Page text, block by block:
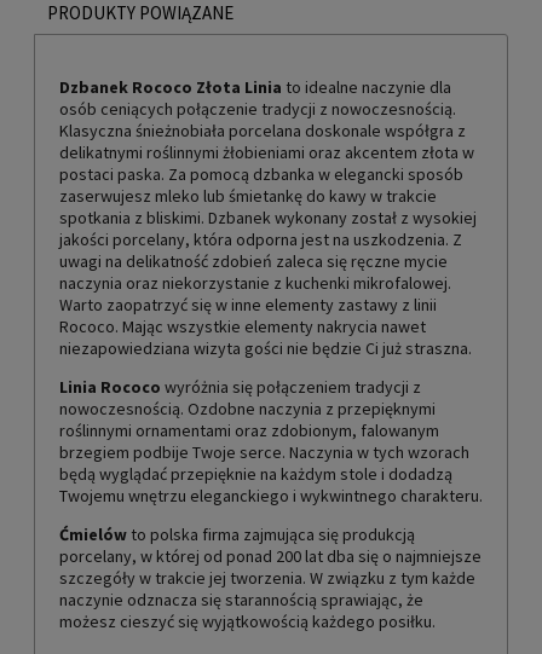
PRODUKTY POWIĄZANE
Dzbanek Rococo Złota Linia to idealne naczynie dla
osób ceniących połączenie tradycji z nowoczesnością.
Klasyczna śnieżnobiała porcelana doskonale współgra z
delikatnymi roślinnymi żłobieniami oraz akcentem złota w
postaci paska. Za pomocą dzbanka w elegancki sposób
zaserwujesz mleko lub śmietankę do kawy w trakcie
spotkania z bliskimi. Dzbanek wykonany został z wysokiej
jakości porcelany, która odporna jest na uszkodzenia. Z
uwagi na delikatność zdobień zaleca się ręczne mycie
naczynia oraz niekorzystanie z kuchenki mikrofalowej.
Warto zaopatrzyć się w inne elementy zastawy z linii
Rococo. Mając wszystkie elementy nakrycia nawet
niezapowiedziana wizyta gości nie będzie Ci już straszna.
Linia Rococo wyróżnia się połączeniem tradycji z
nowoczesnością. Ozdobne naczynia z przepięknymi
roślinnymi ornamentami oraz zdobionym, falowanym
brzegiem podbije Twoje serce. Naczynia w tych wzorach
będą wyglądać przepięknie na każdym stole i dodadzą
Twojemu wnętrzu eleganckiego i wykwintnego charakteru.
Ćmielów to polska firma zajmująca się produkcją
porcelany, w której od ponad 200 lat dba się o najmniejsze
szczegóły w trakcie jej tworzenia. W związku z tym każde
naczynie odznacza się starannością sprawiając, że
możesz cieszyć się wyjątkowością każdego posiłku.